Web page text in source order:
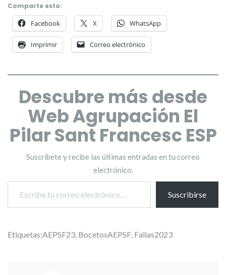
Comparte esto:
Facebook X WhatsApp
Imprimir Correo electrónico
Descubre más desde
Web Agrupación El
Pilar Sant Francesc ESP
Suscríbete y recibe las últimas entradas en tu correo
electrónico.
Escribe tu correo electrónico…
Suscribirse
Etiquetas:AEPSF23, BocetosAEPSF, Fallas2023